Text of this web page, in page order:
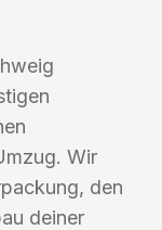
Wir
den
deiner